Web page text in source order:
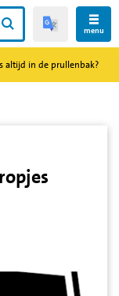
menu
altijd in de prullenbak?